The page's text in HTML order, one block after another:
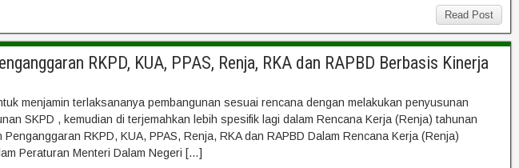
Read Post
RKPD, KUA, PPAS, Renja, RKA dan RAPBD Berbasis Kinerja
menjamin terlaksananya pembangunan sesuai rencana dengan melakukan penyusunan
SKPD , kemudian di terjemahkan lebih spesifik lagi dalam Rencana Kerja (Renja) tahunan
RKPD, KUA, PPAS, Renja, RKA dan RAPBD Dalam Rencana Kerja (Renja)
Peraturan Menteri Dalam Negeri […]